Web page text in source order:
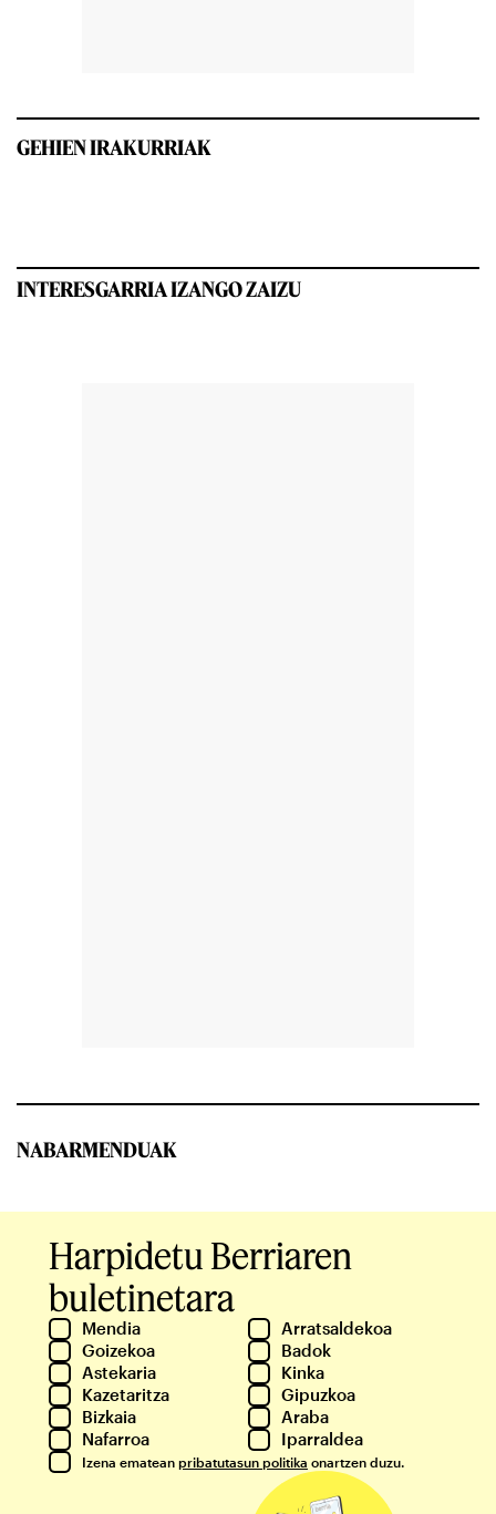
GEHIEN IRAKURRIAK
INTERESGARRIA IZANGO ZAIZU
NABARMENDUAK
Harpidetu Berriaren
buletinetara
Mendia
Arratsaldekoa
Goizekoa
Badok
Astekaria
Kinka
Kazetaritza
Gipuzkoa
Bizkaia
Araba
Nafarroa
Iparraldea
Izena ematean pribatutasun politika onartzen duzu.